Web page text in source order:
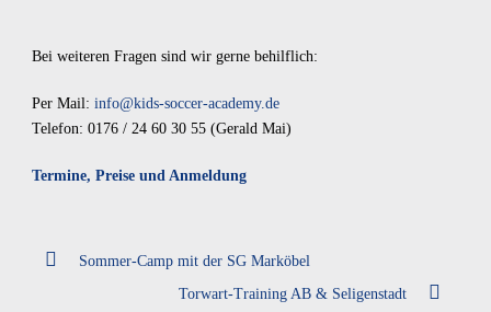
Bei weiteren Fragen sind wir gerne behilflich:
Per Mail: info@kids-soccer-academy.de
Telefon: 0176 / 24 60 30 55 (Gerald Mai)
Termine, Preise und Anmeldung
Sommer-Camp mit der SG Marköbel
Torwart-Training AB & Seligenstadt